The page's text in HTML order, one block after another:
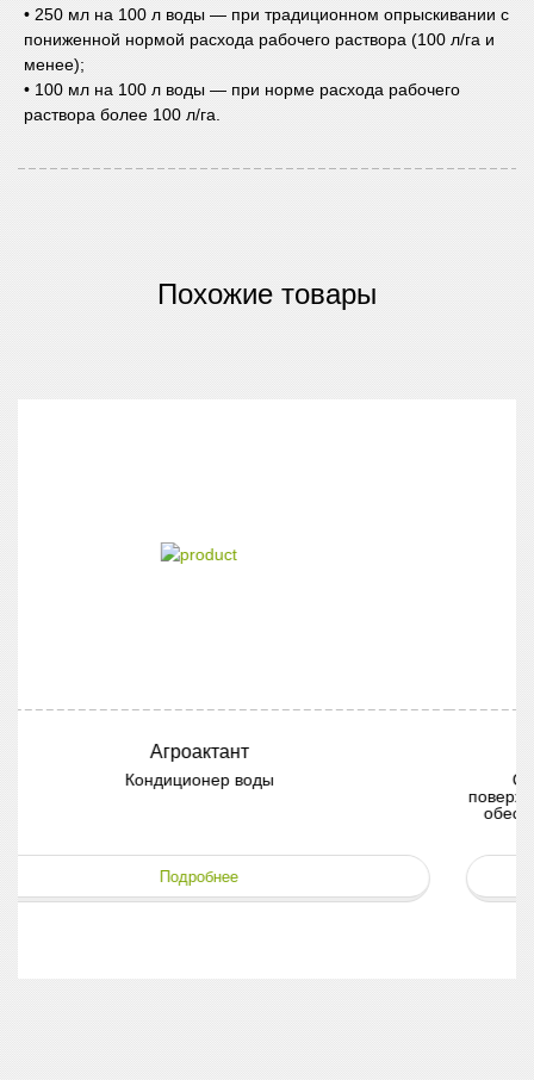
• 250 мл на 100 л воды — при традиционном опрыскивании с
пониженной нормой расхода рабочего раствора (100 л/га и
менее);
• 100 мл на 100 л воды — при норме расхода рабочего
раствора более 100 л/га.
Похожие товары
Неоприл
Смачиватель, предназначенный для снижения
поверхностного натяжения капель рабочего раствора, что
обеспечивает формирование равномерной сплошной
Подробнее